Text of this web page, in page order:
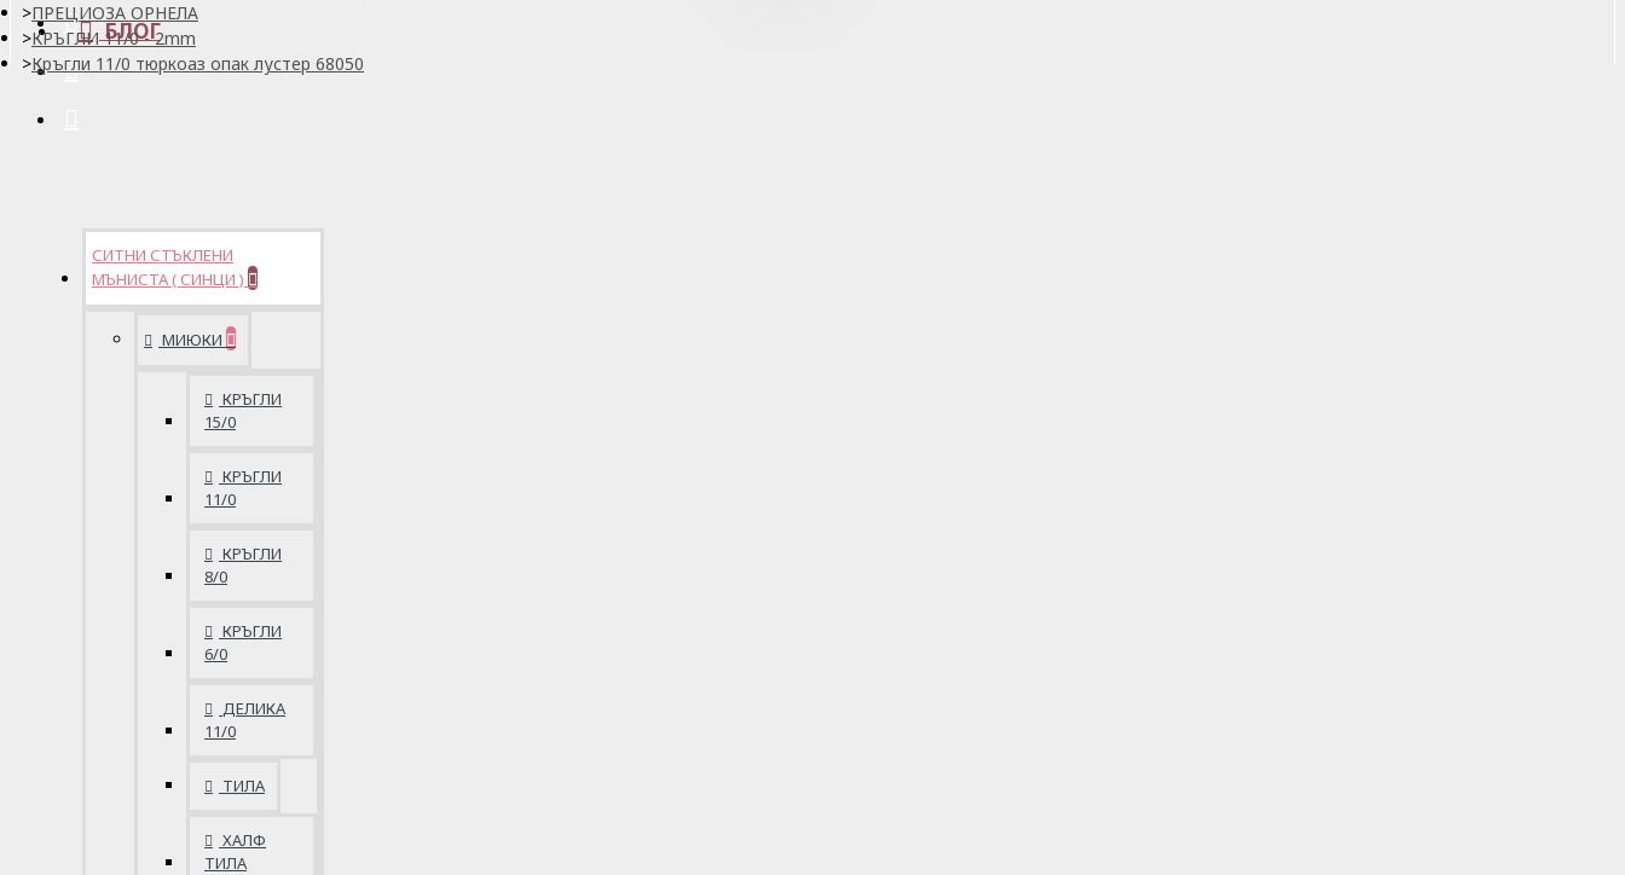
БЛОГ
ПРЕЦИОЗА ОРНЕЛА
КРЪГЛИ 11/0 - 2mm
Кръгли 11/0 тюркоаз опак лустер 68050
СИТНИ СТЪКЛЕНИ
МЪНИСТА ( СИНЦИ )
МИЮКИ
КРЪГЛИ
15/0
КРЪГЛИ
11/0
КРЪГЛИ
8/0
КРЪГЛИ
6/0
ДЕЛИКА
11/0
ТИЛА
ХАЛФ
ТИЛА